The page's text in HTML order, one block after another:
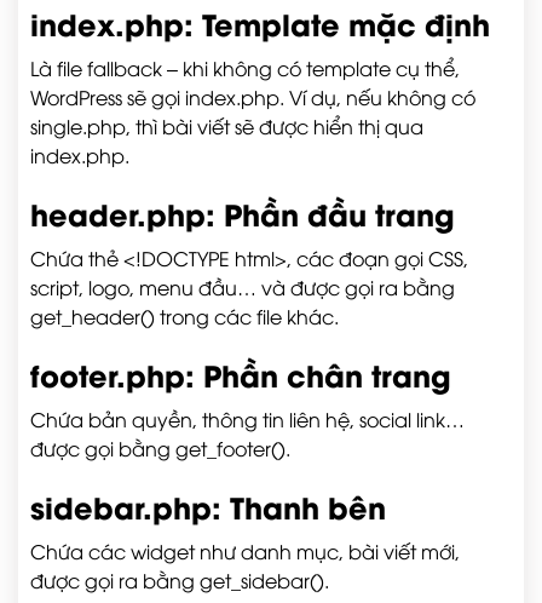
index.php: Template mặc định
Là file fallback – khi không có template cụ thể,
WordPress sẽ gọi index.php. Ví dụ, nếu không có
single.php, thì bài viết sẽ được hiển thị qua
index.php.
header.php: Phần đầu trang
Chứa thẻ<!DOCTYPE html>, các đoạn gọi CSS,
script, logo, menu đầu… và được gọi ra bằng
get_header()trong các file khác.
footer.php: Phần chân trang
Chứa bản quyền, thông tin liên hệ, social link…
được gọi bằng get_footer().
sidebar.php: Thanh bên
Chứa các widget như danh mục, bài viết mới,
được gọi ra bằng get_sidebar().